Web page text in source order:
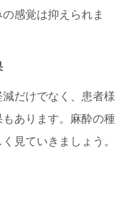
感覚は抑えられま
だけでなく、患者様
あります。麻酔の種
見ていきましょう。